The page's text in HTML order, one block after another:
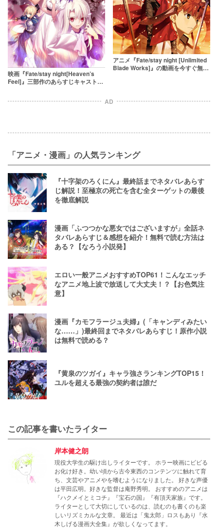
映画『Fate/stay night[Heaven’s
Feel]』三部作のあらすじキャストを
アニメ『Fate/stay night [Unlimited
Blade Works]』の動画を今すぐ無料
AD
「アニメ・漫画」の人気ランキング
『十字架のろくにん』最終話までネタバレあらす
じ解説！至極京の死亡を含む全ターゲットの最後
を徹底解説
漫画「ふつつかな悪女ではございますが」全話ネ
タバレあらすじ＆感想を紹介！無料で読む方法は
ある？【なろう小説発】
エロい一般アニメおすすめTOP61！こんなエッチ
なアニメ地上波で放送して大丈夫！？【お色気注
意】
漫画『カモフラージュ夫婦』(「キャンディみたい
な……」)最終回までネタバレあらすじ！原作小説
は無料で読める？
『黄泉のツガイ』キャラ強さランキングTOP15！
ユルを超える最強の契約者は誰だ
この記事を書いたライター
岸本健之朗
現役大学生の駆け出しライターです。 ホラー映画にビビる
お化け好き。幼い頃から古今東西のコンテンツに触れて育
ち、文芸やアニメやを嗜むようになりました。 好きな声優
は平田広明。好きな監督は庵野秀明。 おすすめのアニメは
『ハクメイとミコチ』『宝石の国』『有頂天家族』です。
ライターとして大切にしているのは、読むのも書くのも楽
しいリズミカルな文章。 最近は「鬼太郎」ロスもあり『水
木しげる漫画大全集』が欲しくなってます。